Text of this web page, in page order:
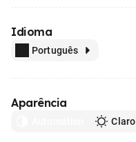
Idioma
Português
Aparência
Claro